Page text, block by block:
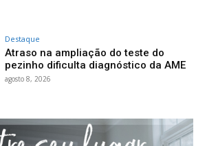
Destaque
Atraso na ampliação do teste do
pezinho dificulta diagnóstico da AME
agosto 8, 2026